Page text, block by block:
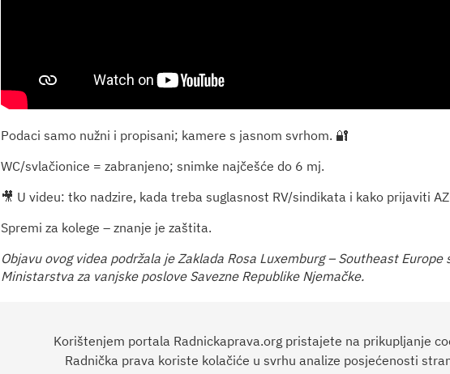
Podaci samo nužni i propisani; kamere s jasnom svrhom. 🔐
WC/svlačionice = zabranjeno; snimke najčešće do 6 mj.
🎥 U videu: tko nadzire, kada treba suglasnost RV/sindikata i kako prijaviti
Spremi za kolege – znanje je zaštita.
Objavu ovog videa podržala je Zaklada Rosa Luxemburg – Southeast Europe
Ministarstva za vanjske poslove Savezne Republike Njemačke.
Korištenjem portala Radnickaprava.org pristajete na prikupljanje
Radnička prava koriste kolačiće u svrhu analize posjećenosti